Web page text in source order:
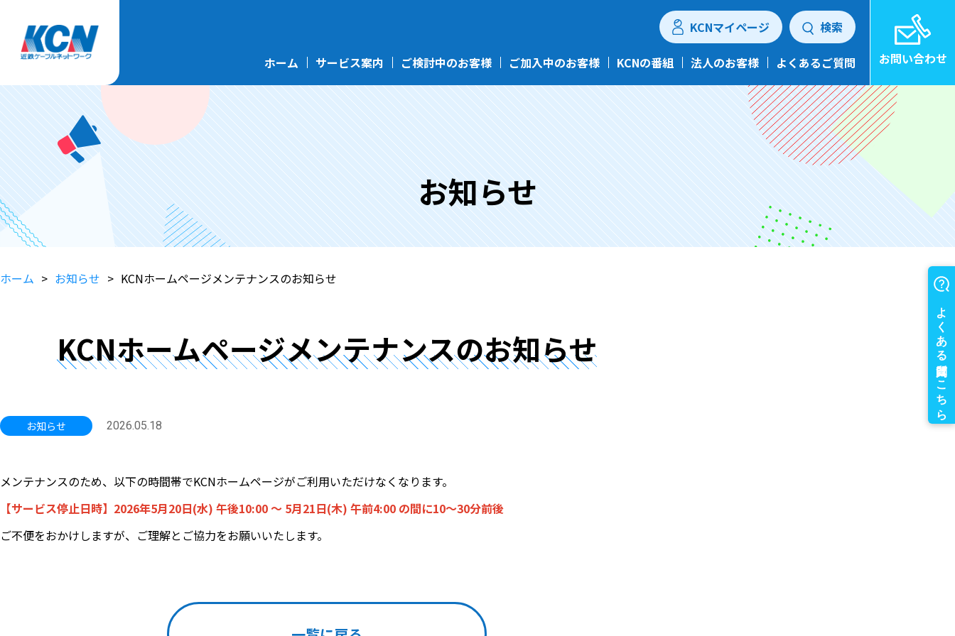
ホーム サービス案内 ご検討中のお客様 ご加入中のお客様 KCNの番組 法人のお客様 よくあるご質問
検索
KCNマイページ
お問い合わせ
お知らせ
ホーム お知らせ KCNホームページメンテナンスのお知らせ
KCNホームページメンテナンスのお知らせ
お知らせ 2026.05.18
メンテナンスのため、以下の時間帯でKCNホームページがご利用いただけなくなります。
【サービス停止日時】2026年5月20日(水) 午後10:00 ～ 5月21日(木) 午前4:00 の間に10～30分前後
ご不便をおかけしますが、ご理解とご協力をお願いいたします。